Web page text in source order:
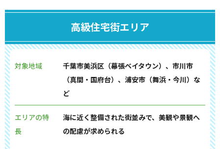
高級住宅街エリア
対象地域
千葉市美浜区（幕張ベイタウン）、市川市
（真間・国府台）、浦安市（舞浜・今川）な
ど
エリアの特
長
海に近く整備された街並みで、美観や景観へ
の配慮が求められる